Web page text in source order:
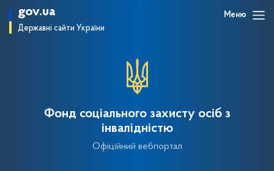
gov.ua
Державні сайти України
Меню
Фонд соціального захисту осіб з
інвалідністю
Офіційний вебпортал